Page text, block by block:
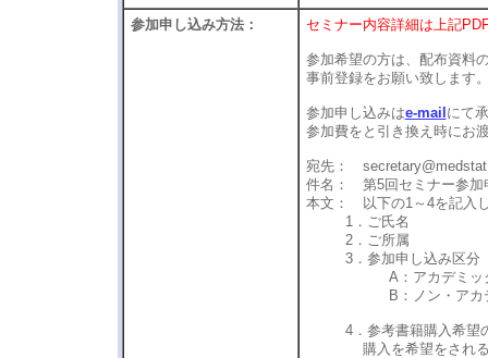
参加申し込み方法： セミナー内容詳細は上記
参加希望の方は、配布資料
事前登録をお願い致しま
参加申し込みはe-mail にて
参加費をと引き換え時にお
宛先：
件名： 第5回セミナー参加
本文： 以下の1～4を記入
1．ご氏名
2．ご所属
3．参加申し込み区分
A：アカデミック （
B：ノン・アカデミッ
4．参考書籍購入希望
購入を希望をされる方